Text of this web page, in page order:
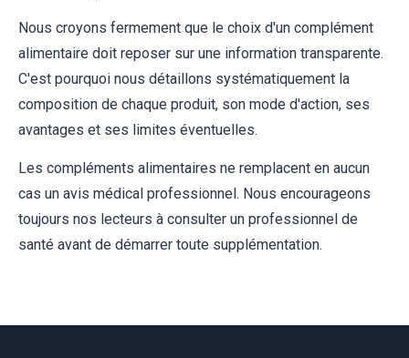
Nous croyons fermement que le choix d'un complément
alimentaire doit reposer sur une information transparente.
C'est pourquoi nous détaillons systématiquement la
composition de chaque produit, son mode d'action, ses
avantages et ses limites éventuelles.
Les compléments alimentaires ne remplacent en aucun
cas un avis médical professionnel. Nous encourageons
toujours nos lecteurs à consulter un professionnel de
santé avant de démarrer toute supplémentation.